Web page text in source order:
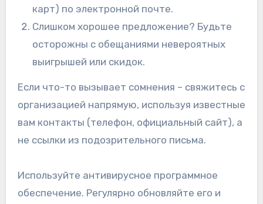
карт) по электронной почте.
Слишком хорошее предложение? Будьте
осторожны с обещаниями невероятных
выигрышей или скидок.
Если что-то вызывает сомнения – свяжитесь с
организацией напрямую, используя известные
вам контакты (телефон, официальный сайт), а
не ссылки из подозрительного письма.
Используйте антивирусное программное
обеспечение. Регулярно обновляйте его и